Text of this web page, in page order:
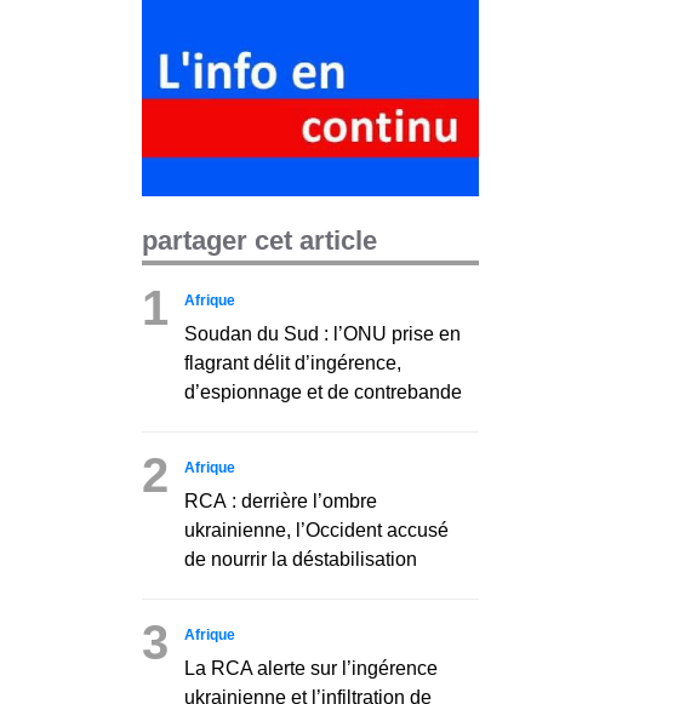
partager cet article
1 Afrique
Soudan du Sud : l’ONU prise en
flagrant délit d’ingérence,
d’espionnage et de contrebande
2 Afrique
RCA : derrière l’ombre
ukrainienne, l’Occident accusé
de nourrir la déstabilisation
3 Afrique
La RCA alerte sur l’ingérence
ukrainienne et l’infiltration de